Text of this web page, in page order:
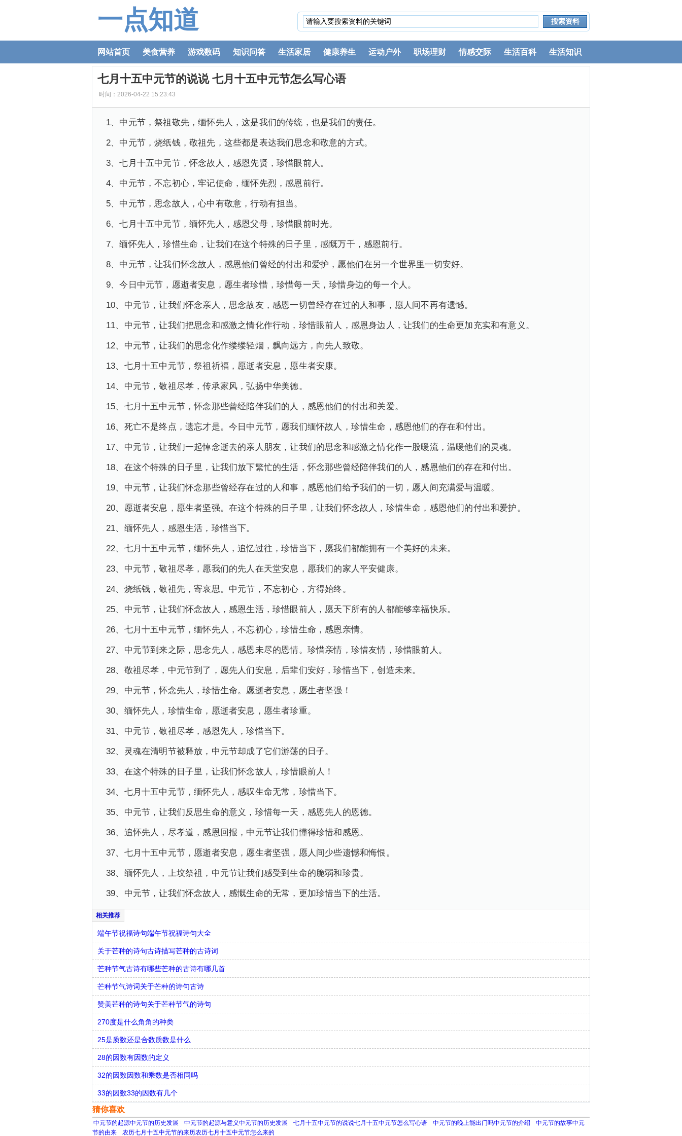
一点知道
网站首页 美食营养 游戏数码 知识问答 生活家居 健康养生 运动户外 职场理财 情感交际 生活百科 生活知识
七月十五中元节的说说 七月十五中元节怎么写心语
时间：2026-04-22 15:23:43
1、中元节，祭祖敬先，缅怀先人，这是我们的传统，也是我们的责任。
2、中元节，烧纸钱，敬祖先，这些都是表达我们思念和敬意的方式。
3、七月十五中元节，怀念故人，感恩先贤，珍惜眼前人。
4、中元节，不忘初心，牢记使命，缅怀先烈，感恩前行。
5、中元节，思念故人，心中有敬意，行动有担当。
6、七月十五中元节，缅怀先人，感恩父母，珍惜眼前时光。
7、缅怀先人，珍惜生命，让我们在这个特殊的日子里，感慨万千，感恩前行。
8、中元节，让我们怀念故人，感恩他们曾经的付出和爱护，愿他们在另一个世界里一切安好。
9、今日中元节，愿逝者安息，愿生者珍惜，珍惜每一天，珍惜身边的每一个人。
10、中元节，让我们怀念亲人，思念故友，感恩一切曾经存在过的人和事，愿人间不再有遗憾。
11、中元节，让我们把思念和感激之情化作行动，珍惜眼前人，感恩身边人，让我们的生命更加充实和有意义。
12、中元节，让我们的思念化作缕缕轻烟，飘向远方，向先人致敬。
13、七月十五中元节，祭祖祈福，愿逝者安息，愿生者安康。
14、中元节，敬祖尽孝，传承家风，弘扬中华美德。
15、七月十五中元节，怀念那些曾经陪伴我们的人，感恩他们的付出和关爱。
16、死亡不是终点，遗忘才是。今日中元节，愿我们缅怀故人，珍惜生命，感恩他们的存在和付出。
17、中元节，让我们一起悼念逝去的亲人朋友，让我们的思念和感激之情化作一股暖流，温暖他们的灵魂。
18、在这个特殊的日子里，让我们放下繁忙的生活，怀念那些曾经陪伴我们的人，感恩他们的存在和付出。
19、中元节，让我们怀念那些曾经存在过的人和事，感恩他们给予我们的一切，愿人间充满爱与温暖。
20、愿逝者安息，愿生者坚强。在这个特殊的日子里，让我们怀念故人，珍惜生命，感恩他们的付出和爱护。
21、缅怀先人，感恩生活，珍惜当下。
22、七月十五中元节，缅怀先人，追忆过往，珍惜当下，愿我们都能拥有一个美好的未来。
23、中元节，敬祖尽孝，愿我们的先人在天堂安息，愿我们的家人平安健康。
24、烧纸钱，敬祖先，寄哀思。中元节，不忘初心，方得始终。
25、中元节，让我们怀念故人，感恩生活，珍惜眼前人，愿天下所有的人都能够幸福快乐。
26、七月十五中元节，缅怀先人，不忘初心，珍惜生命，感恩亲情。
27、中元节到来之际，思念先人，感恩未尽的恩情。珍惜亲情，珍惜友情，珍惜眼前人。
28、敬祖尽孝，中元节到了，愿先人们安息，后辈们安好，珍惜当下，创造未来。
29、中元节，怀念先人，珍惜生命。愿逝者安息，愿生者坚强！
30、缅怀先人，珍惜生命，愿逝者安息，愿生者珍重。
31、中元节，敬祖尽孝，感恩先人，珍惜当下。
32、灵魂在清明节被释放，中元节却成了它们游荡的日子。
33、在这个特殊的日子里，让我们怀念故人，珍惜眼前人！
34、七月十五中元节，缅怀先人，感叹生命无常，珍惜当下。
35、中元节，让我们反思生命的意义，珍惜每一天，感恩先人的恩德。
36、追怀先人，尽孝道，感恩回报，中元节让我们懂得珍惜和感恩。
37、七月十五中元节，愿逝者安息，愿生者坚强，愿人间少些遗憾和悔恨。
38、缅怀先人，上坟祭祖，中元节让我们感受到生命的脆弱和珍贵。
39、中元节，让我们怀念故人，感慨生命的无常，更加珍惜当下的生活。
端午节祝福诗句端午节祝福诗句大全
关于芒种的诗句古诗描写芒种的古诗词
芒种节气古诗有哪些芒种的古诗有哪几首
芒种节气诗词关于芒种的诗句古诗
赞美芒种的诗句关于芒种节气的诗句
270度是什么角角的种类
25是质数还是合数质数是什么
28的因数有因数的定义
32的因数因数和乘数是否相同吗
33的因数33的因数有几个
猜你喜欢
中元节的起源中元节的历史发展 中元节的起源与意义中元节的历史发展 七月十五中元节的说说七月十五中元节怎么写心语 中元节的晚上能出门吗中元节的介绍
中元节的故事中元
节的由来
农历七月十五中元节的来历农历七月十五中元节怎么来的